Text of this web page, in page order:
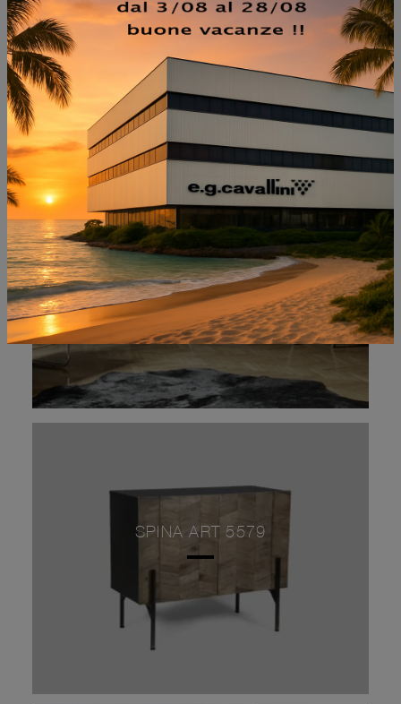
NON PERDERTI ANCHE:
DOMINO IN 01
SPINA ART 5579